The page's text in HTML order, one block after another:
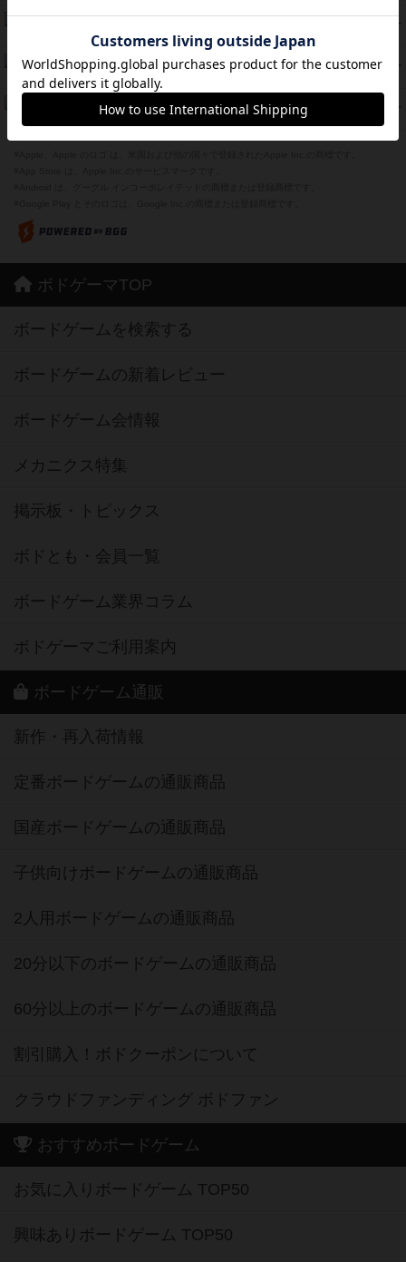
PT
ラピード
紹介文なし 1件の投稿
44 PT
ザ・フラッフィー・ライト
紹介文なし 0件の投稿
PT
ふたつの城の物語
紹介文あり 6件の投稿
ボドゲーマTOP
ボードゲームを検索する
ボードゲームの新着レビュー
ボードゲーム会情報
メカニクス特集
掲示板・トピックス
ボドとも・会員一覧
ボードゲーム業界コラム
ボドゲーマご利用案内
ボードゲーム通販
新作・再入荷情報
定番ボードゲームの通販商品
国産ボードゲームの通販商品
子供向けボードゲームの通販商品
2人用ボードゲームの通販商品
20分以下のボードゲームの通販商品
60分以上のボードゲームの通販商品
割引購入！ボドクーポンについて
クラウドファンディング ボドファン
おすすめボードゲーム
お気に入りボードゲーム TOP50
興味ありボードゲーム TOP50